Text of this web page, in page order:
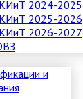
2024-2025
2025-2026
2026-2027
и